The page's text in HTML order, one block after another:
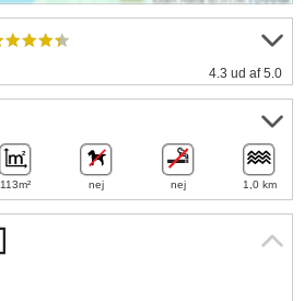
4.3 ud af 5.0
113m² nej nej 1,0 km